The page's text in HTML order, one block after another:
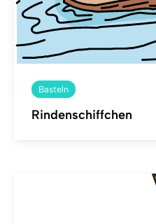
Basteln
Rindenschiffchen